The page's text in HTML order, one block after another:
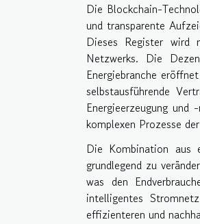
Die Blockchain-
und transparente
Dieses Register wird
Netzwerks. Die
Energiebranche
selbstausführende
Energieerzeugung
komplexen Prozesse
Die Kombination aus
grundlegend zu
was den
intelligentes
effizienteren und